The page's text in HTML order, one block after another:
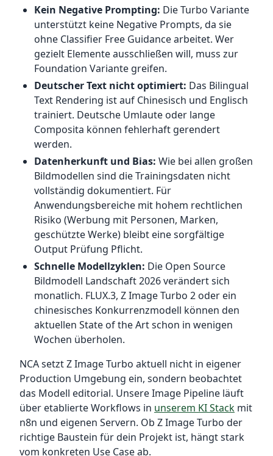
Kein Negative Prompting: Die Turbo Variante
unterstützt keine Negative Prompts, da sie
ohne Classifier Free Guidance arbeitet. Wer
gezielt Elemente ausschließen will, muss zur
Foundation Variante greifen.
Deutscher Text nicht optimiert: Das Bilingual
Text Rendering ist auf Chinesisch und Englisch
trainiert. Deutsche Umlaute oder lange
Composita können fehlerhaft gerendert
werden.
Datenherkunft und Bias: Wie bei allen großen
Bildmodellen sind die Trainingsdaten nicht
vollständig dokumentiert. Für
Anwendungsbereiche mit hohem rechtlichen
Risiko (Werbung mit Personen, Marken,
geschützte Werke) bleibt eine sorgfältige
Output Prüfung Pflicht.
Schnelle Modellzyklen: Die Open Source
Bildmodell Landschaft 2026 verändert sich
monatlich. FLUX.3, Z Image Turbo 2 oder ein
chinesisches Konkurrenzmodell können den
aktuellen State of the Art schon in wenigen
Wochen überholen.
NCA setzt Z Image Turbo aktuell nicht in eigener
Production Umgebung ein, sondern beobachtet
das Modell editorial. Unsere Image Pipeline läuft
über etablierte Workflows in unserem KI Stack mit
n8n und eigenen Servern. Ob Z Image Turbo der
richtige Baustein für dein Projekt ist, hängt stark
vom konkreten Use Case ab.